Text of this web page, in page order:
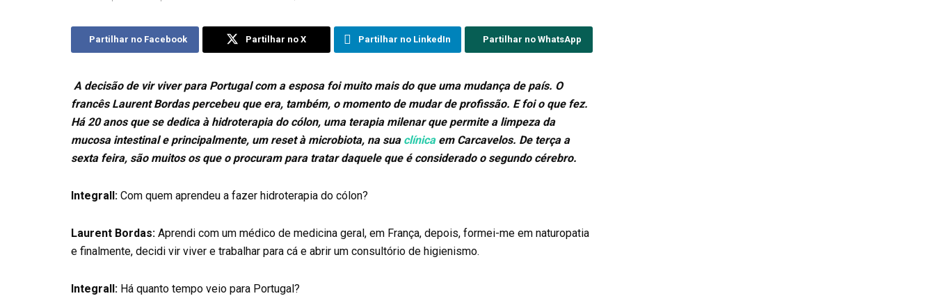
Partilhar no Facebook Partilhar no X Partilhar no LinkedIn Partilhar no WhatsApp
A decisão de vir viver para Portugal com a esposa foi muito mais do que uma mudança de país. O
francês Laurent Bordas percebeu que era, também, o momento de mudar de profissão. E foi o que fez.
Há 20 anos que se dedica à hidroterapia do cólon, uma terapia milenar que permite a limpeza da
mucosa intestinal e principalmente, um reset à microbiota, na sua clínicaem Carcavelos. De terça a
sexta feira, são muitos os que o procuram para tratar daquele que é considerado o segundo cérebro.
Integrall: Com quem aprendeu a fazer hidroterapia do cólon?
Laurent Bordas: Aprendi com um médico de medicina geral, em França, depois, formei-me em naturopatia
e finalmente, decidi vir viver e trabalhar para cá e abrir um consultório de higienismo.
Integrall: Há quanto tempo veio para Portugal?